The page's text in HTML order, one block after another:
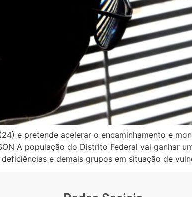
e pretende acelerar o encaminhamento e
A população do Distrito Federal vai
e demais grupos em situação de